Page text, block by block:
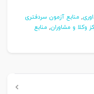
, منابع آزمون سردفتری
وکلا و مشاوران, منابع